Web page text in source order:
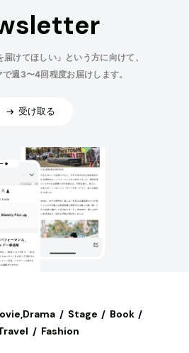
届けてほしい」という方に向けて、
週3〜4回程度お届けします。
受け取る
Stage
Book
Fashion